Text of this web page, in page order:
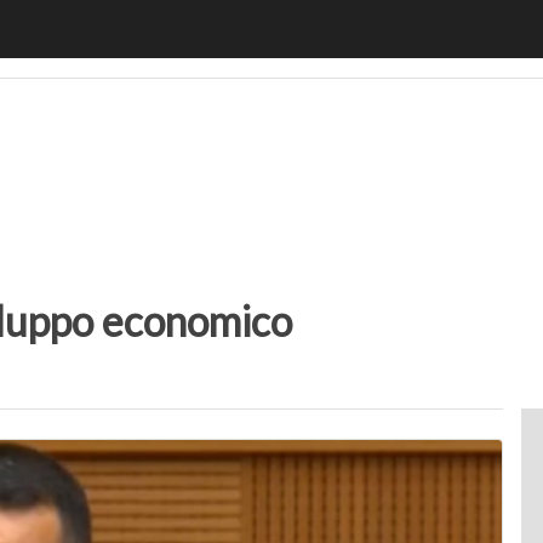
economico